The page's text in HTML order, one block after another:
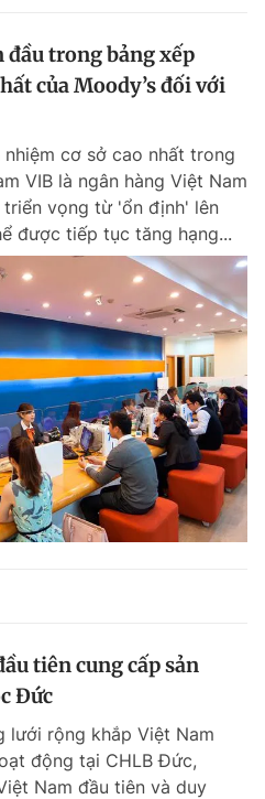
trong bảng xếp
của Moody’s đối với
cơ sở cao nhất trong
VIB là ngân hàng Việt Nam
vọng từ 'ổn định' lên
được tiếp tục tăng hạng...
tiên cung cấp sản
Đức
lưới rộng khắp Việt Nam
động tại CHLB Đức,
Nam đầu tiên và duy